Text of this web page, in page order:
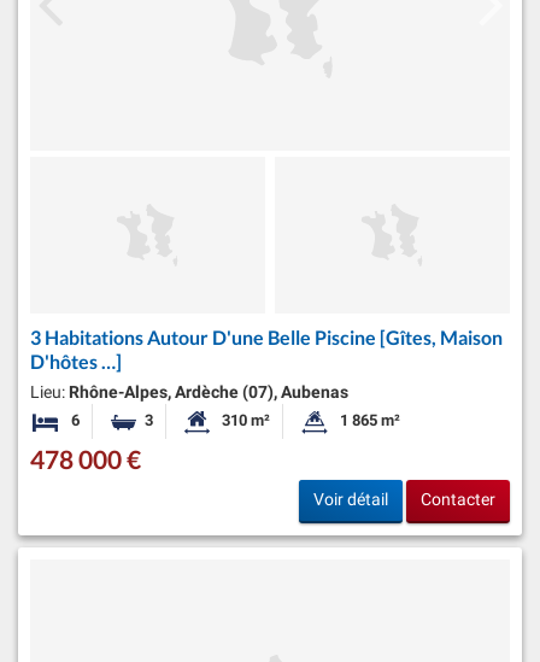
3 Habitations Autour D'une Belle Piscine [Gîtes, Maison
D'hôtes …]
Lieu: Rhône-Alpes, Ardèche (07), Aubenas
6 Chambres
3 Salles de bainsSurface habitable:
310 m² Superficie du terrain:
1 865 m²
478 000 €
Voir détail Contacter